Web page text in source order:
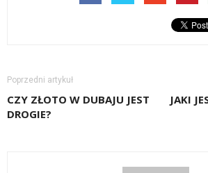
Poprzedni artykuł
CZY ZŁOTO W DUBAJU JEST
DROGIE?
JAKI